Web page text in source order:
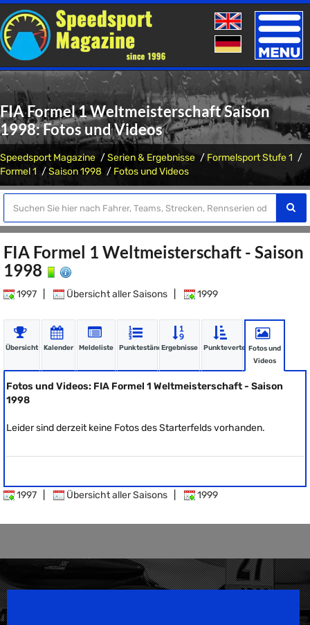
Toggle
FIA Formel 1 Weltmeisterschaft Saison
1998: Fotos und Videos
Speedsport Magazine Serien & Ergebnisse
Formelsport Stufe 1
Formel 1
Saison 1998 Fotos und Videos
FIA Formel 1 Weltmeisterschaft - Saison
1998
1997 Übersicht aller Saisons 1999
Übersicht Kalender Meldeliste PunkteständeErgebnisse PunkteverteilungFotos und
Videos
Fotos und Videos: FIA Formel 1 Weltmeisterschaft - Saison
1998
Leider sind derzeit keine Fotos des Starterfelds vorhanden.
1997 Übersicht aller Saisons 1999